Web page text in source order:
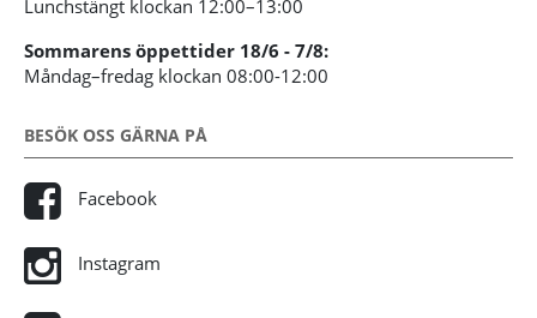
Lunchstängt klockan 12:00–13:00
Sommarens öppettider 18/6 - 7/8:
Måndag–fredag klockan 08:00-12:00
BESÖK OSS GÄRNA PÅ
Facebook
Instagram